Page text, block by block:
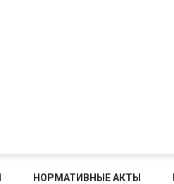
НОРМАТИВНЫЕ АКТЫ